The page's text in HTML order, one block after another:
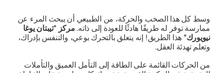
وسط كل هذا الصخب والحركة، من الطبيعي أن يبحث المرء عن
ممارسة توفر له طريقًا هادئًا للعودة إلى ذاته.مركز "تيبتان يوغا
نيويورك"هذا الطريق! إنه يتعلق بالتحرك بوعي، والتنفس بإدراك،
وتعلم تهدئة العقل.
من الحركات القائمة على الطاقة إلى التأمل العميق والتأملات